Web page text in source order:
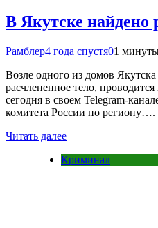
В Якутске найдено
Рамблер4 года спустя01
Возле одного из домов
расчлененное тело,
сегодня в своем Telegram-
комитета России по региону….
Читать далее
Криминал